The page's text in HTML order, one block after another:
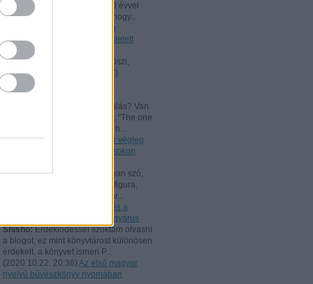
25 Kártyatrükköt, amit ő kb. 20 évvel
korábban vehetett. (Jó tudni, hogy...
A Rodolfo
bűvészdobozok - 110 éve született
Rodolfo
Kelle Botond:
@Omcsesz: Köszi,
javítottam.
2024.06.18. 10:17)
Beszámoló a bűvész Európa-
bajnokságról - FISM 2024
@Kelle Botond: És, csalás? Van
tudományos magyarázat erre: "The one
he bent with me peering over h...
(2021.07.25. 19:15
Uri Geller végleg
"megtért": bűvészkongresszusokon
Shisho:Szerintem itt is arról van szó,
hogy egy ennyire kidolgozott figura,
brand esetén fontos, hogy már...
Rodolfo és a
Dunából kimentett kínai gyöngyárus
Shisho:Érdeklődéssel szoktam olvasni
a blogot, ez mint könyvtárost különösen
érdekelt, a könyvet ismeri P...
(2020.10.22. 20:36) Az első magyar
nyelvű bűvészkönyv nyomában